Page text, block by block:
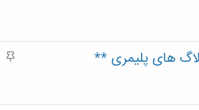
م
های پلیمری **